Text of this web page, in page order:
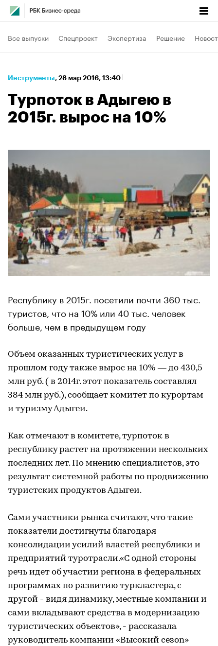
Все выпуски Спецпроект Экспертиза Решение
Инструменты⁠, 28 мар 2016, 13:40
Турпоток в Адыгею в
2015г. вырос на 10%
Республику в 2015г. посетили почти 360 тыс.
туристов, что на 10% или 40 тыс. человек
больше, чем в предыдущем году
Объем оказанных туристических услуг в
прошлом году также вырос на 10% — до 430,5
млн руб. ( в 2014г. этот показатель составлял
384 млн руб.), сообщает комитет по курортам
и туризму Адыгеи.
Как отмечают в комитете, турпоток в
республику растет на протяжении нескольких
последних лет. По мнению специалистов, это
результат системной работы по продвижению
туристских продуктов Адыгеи.
Сами участники рынка считают, что такие
показатели достигнуты благодаря
консолидации усилий властей республики и
предприятий туротрасли.«С одной стороны
речь идет об участии региона в федеральных
программах по развитию туркластера, с
другой - видя динамику, местные компании и
сами вкладывают средства в модернизацию
туристических объектов», - рассказала
руководитель компании «Высокий сезon»